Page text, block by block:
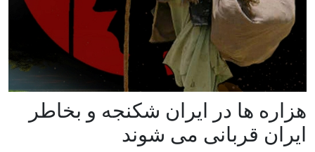
هزاره ها در ایران شکنجه و بخاطر
ایران قربانی می شوند